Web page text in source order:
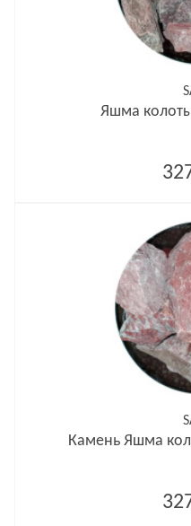
Яшма
Камень Яшма